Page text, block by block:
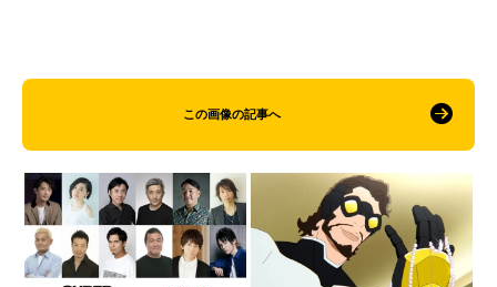
この画像の記事へ